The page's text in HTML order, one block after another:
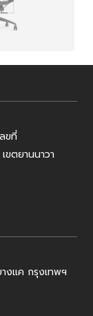
ขที่
ขตยานนาวา
งแค กรุงเทพฯ